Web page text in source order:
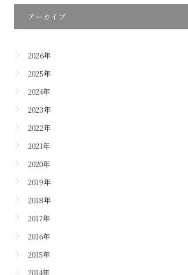
アーカイブ
2026年
2025年
2024年
2023年
2022年
2021年
2020年
2019年
2018年
2017年
2016年
2015年
2014年